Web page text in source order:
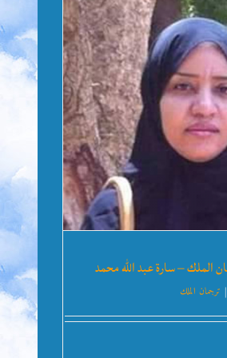
الملك – سارة عبد الله محمد
| ترجمان الملك